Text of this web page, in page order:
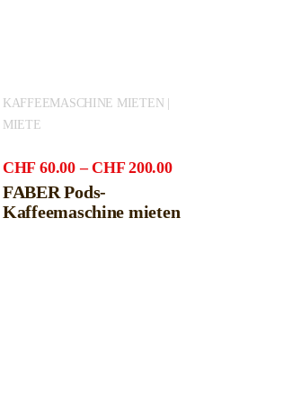
KAFFEEMASCHINE MIETEN |
MIETE
CHF 60.00 – CHF 200.00Preisspanne:
CHF200.00
FABER Pods-
Kaffeemaschine mieten